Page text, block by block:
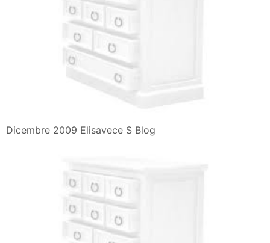
Dicembre 2009 Elisavece S Blog